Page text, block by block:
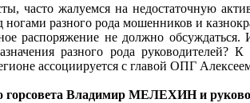
часто жалуемся на недостаточную
ногами разного рода мошенников и
распоряжение не должно
назначения разного рода
ассоциируется с главой ОПГ
горсовета Владимир МЕЛЕХИН и